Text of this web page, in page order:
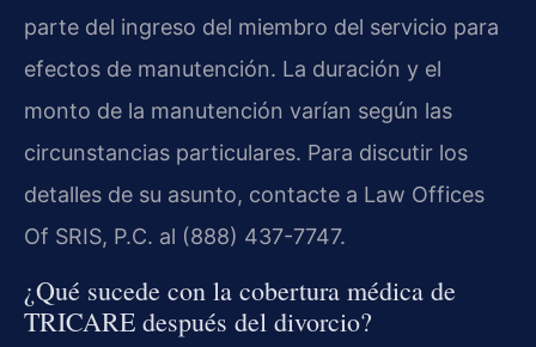
parte del ingreso del miembro del servicio para
efectos de manutención. La duración y el
monto de la manutención varían según las
circunstancias particulares. Para discutir los
detalles de su asunto, contacte a Law Offices
Of SRIS, P.C. al (888) 437-7747.
¿Qué sucede con la cobertura médica de
TRICARE después del divorcio?